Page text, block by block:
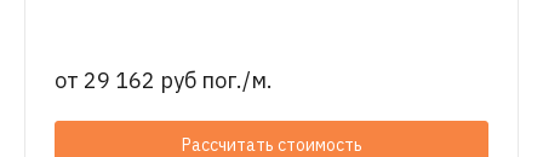
от 29 162 руб пог./м.
Рассчитать стоимость